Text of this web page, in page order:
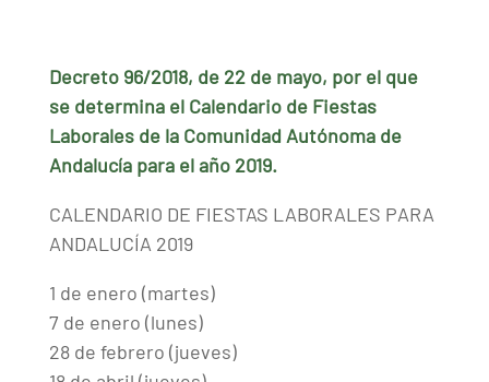
Decreto 96/2018, de 22 de mayo, por el que
se determina el Calendario de Fiestas
Laborales de la Comunidad Autónoma de
Andalucía para el año 2019.
CALENDARIO DE FIESTAS LABORALES PARA
ANDALUCÍA 2019
1 de enero (martes)
7 de enero (lunes)
28 de febrero (jueves)